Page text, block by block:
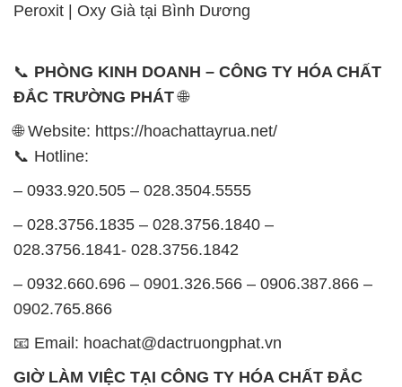
Peroxit | Oxy Già tại Bình Dương
📞 PHÒNG KINH DOANH – CÔNG TY HÓA CHẤT
ĐẮC TRƯỜNG PHÁT🌐
🌐 Website: https://hoachattayrua.net/
📞 Hotline:
– 0933.920.505 – 028.3504.5555
– 028.3756.1835 – 028.3756.1840 –
028.3756.1841- 028.3756.1842
– 0932.660.696 – 0901.326.566 – 0906.387.866 –
0902.765.866
📧 Email: hoachat@dactruongphat.vn
GIỜ LÀM VIỆC TẠI CÔNG TY HÓA CHẤT ĐẮC